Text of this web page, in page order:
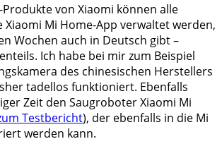
von Xiaomi können alle
Xiaomi Mi Home-App verwaltet werden,
Wochen auch in Deutsch gibt –
Ich habe bei mir zum Beispiel
des chinesischen Herstellers
tadellos funktioniert. Ebenfalls
Zeit den Saugroboter Xiaomi Mi
Testbericht), der ebenfalls in die Mi
werden kann.